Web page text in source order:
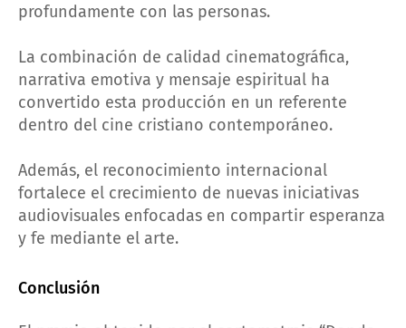
profundamente con las personas.
La combinación de calidad cinematográfica,
narrativa emotiva y mensaje espiritual ha
convertido esta producción en un referente
dentro del cine cristiano contemporáneo.
Además, el reconocimiento internacional
fortalece el crecimiento de nuevas iniciativas
audiovisuales enfocadas en compartir esperanza
y fe mediante el arte.
Conclusión